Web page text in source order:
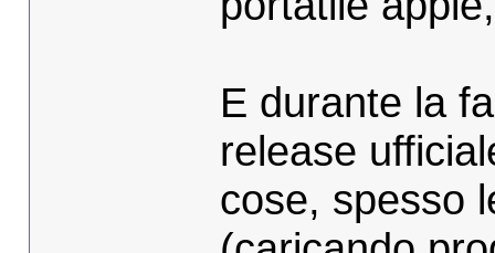
E durante la
release
cose, spesso